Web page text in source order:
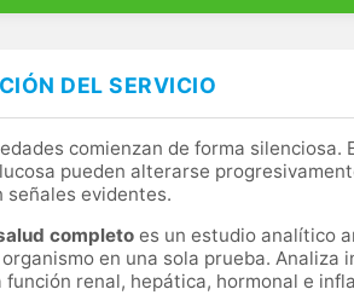
DEL SERVICIO
comienzan de forma
pueden alterarse
evidentes.
completo es un estudio analítico
en una sola prueba. Analiza
función renal, hepática, hormonal e